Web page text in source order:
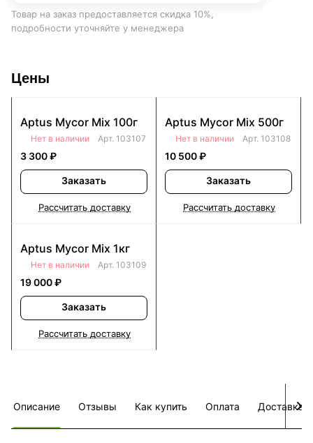
Товар на заказ предоставляется скидка 10%,
подробности уточняйте у менеджера
Цены
Aptus Mycor Mix 100г
Нет в наличии Арт. 103107
3 300 ₽
Заказать
Рассчитать доставку
Aptus Mycor Mix 500г
Нет в наличии Арт. 103108
10 500 ₽
Заказать
Рассчитать доставку
Aptus Mycor Mix 1кг
Нет в наличии Арт. 103109
19 000 ₽
Заказать
Рассчитать доставку
Описание Отзывы Как купить Оплата Доставка